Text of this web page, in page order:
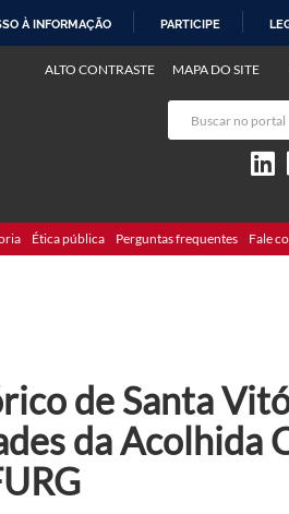
À INFORMAÇÃO PARTICIPE
ALTO CONTRASTE MAPA DO SITE
Ética pública Perguntas frequentes Fale
de Santa
da Acolhida